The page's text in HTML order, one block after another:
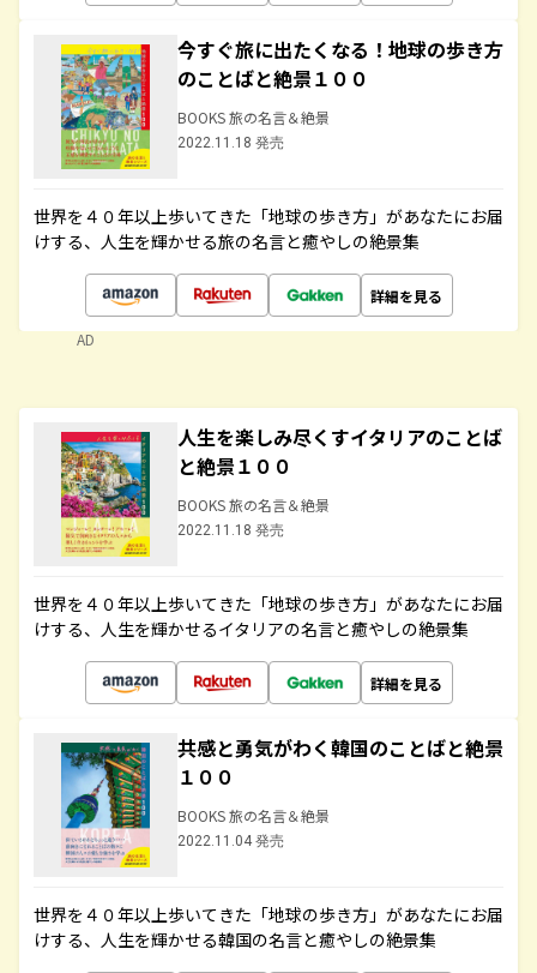
今すぐ旅に出たくなる！地球の歩き方
のことばと絶景１００
BOOKS 旅の名言＆絶景
2022.11.18 発売
世界を４０年以上歩いてきた「地球の歩き方」があなたにお届
けする、人生を輝かせる旅の名言と癒やしの絶景集
詳細を見る
AD
人生を楽しみ尽くすイタリアのことば
と絶景１００
BOOKS 旅の名言＆絶景
2022.11.18 発売
世界を４０年以上歩いてきた「地球の歩き方」があなたにお届
けする、人生を輝かせるイタリアの名言と癒やしの絶景集
詳細を見る
共感と勇気がわく韓国のことばと絶景
１００
BOOKS 旅の名言＆絶景
2022.11.04 発売
世界を４０年以上歩いてきた「地球の歩き方」があなたにお届
けする、人生を輝かせる韓国の名言と癒やしの絶景集